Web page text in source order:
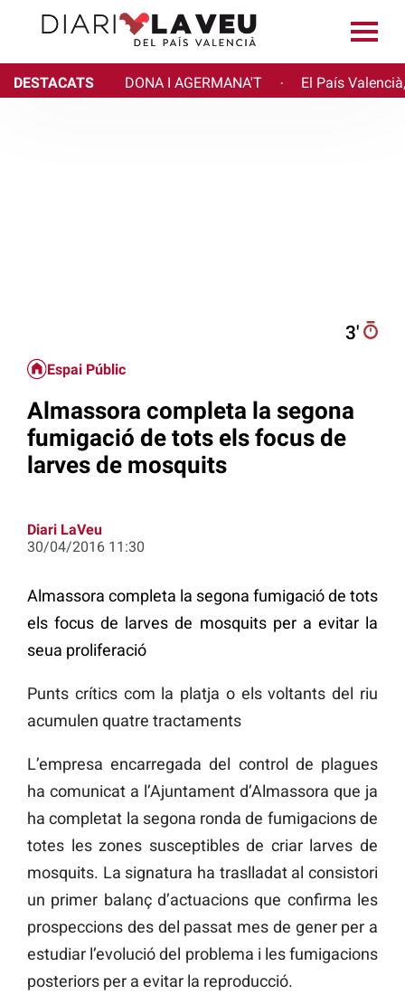
DESTACATS DONA I AGERMANA'T · El País
3′
Espai Públic
Almassora completa la segona
fumigació de tots els focus de
larves de mosquits
Diari LaVeu
30/04/2016 11:30
Almassora completa la segona fumigació de tots
els focus de larves de mosquits per a evitar la
seua proliferació
Punts crítics com la platja o els voltants del riu
acumulen quatre tractaments
L’empresa encarregada del control de plagues
ha comunicat a l’Ajuntament d’Almassora que ja
ha completat la segona ronda de fumigacions de
totes les zones susceptibles de criar larves de
mosquits. La signatura ha traslladat al consistori
un primer balanç d’actuacions que confirma les
prospeccions des del passat mes de gener per a
estudiar l’evolució del problema i les fumigacions
posteriors per a evitar la reproducció.